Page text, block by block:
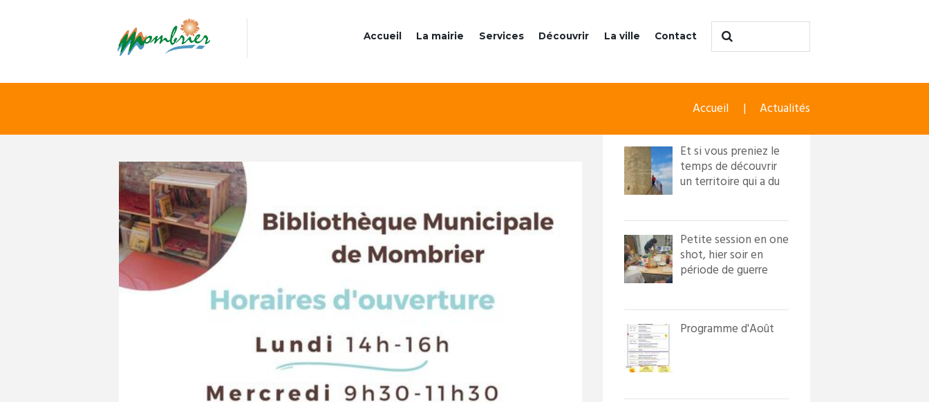
Accueil La mairie Services Découvrir La ville Contact
Accueil Actualités
Et si vous preniez le
temps de découvrir
un territoire qui a du
Petite session en one
shot, hier soir en
période de guerre
Programme d'Août